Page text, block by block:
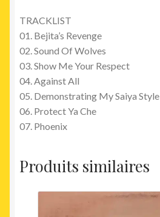
TRACKLIST
01. Bejita’s Revenge
02. Sound Of Wolves
03. Show Me Your Respect
04. Against All
05. Demonstrating My Saiya Style
06. Protect Ya Che
07. Phoenix
Produits similaires